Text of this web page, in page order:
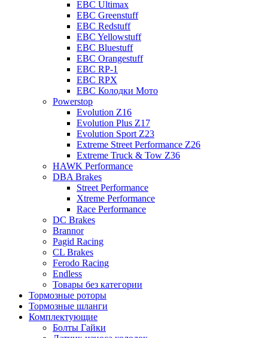
EBC Ultimax
EBC Greenstuff
EBC Redstuff
EBC Yellowstuff
EBC Bluestuff
EBC Orangestuff
EBC RP-1
EBC RPX
EBC Колодки Мото
Powerstop
Evolution Z16
Evolution Plus Z17
Evolution Sport Z23
Extreme Street Performance Z26
Extreme Truck & Tow Z36
HAWK Performance
DBA Brakes
Street Performance
Xtreme Performance
Race Performance
DC Brakes
Brannor
Pagid Racing
CL Brakes
Ferodo Racing
Endless
Товары без категории
Тормозные роторы
Тормозные шланги
Комплектующие
Болты Гайки